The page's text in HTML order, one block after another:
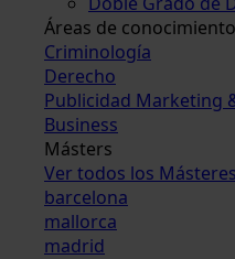
Áreas de conocimiento
Criminología
Derecho
Publicidad Marketing
Business
Másters
Ver todos los Másteres
barcelona
mallorca
madrid